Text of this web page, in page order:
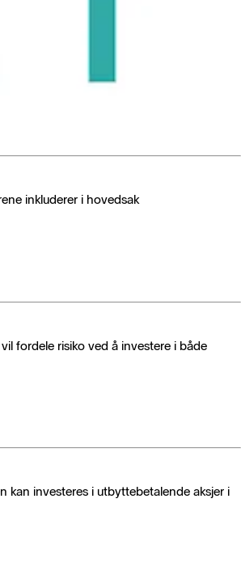
inkluderer i hovedsak
fordele risiko ved å investere i både
investeres i utbyttebetalende aksjer i